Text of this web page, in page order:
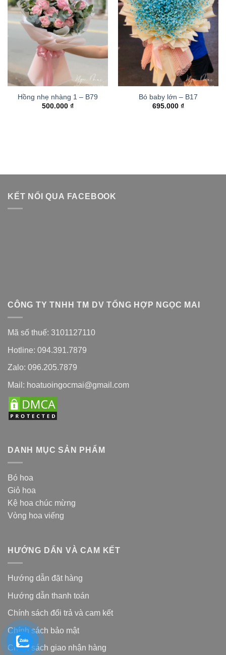
Hồng nhẹ nhàng 1 – B79
500.000 ₫
Bó baby lớn – B17
695.000 ₫
KẾT NỐI QUA FACEBOOK
CÔNG TY TNHH TM DV TỔNG HỢP NGỌC MAI
Mã số thuế: 3101127110
Hotline: 094.391.7879
Zalo: 096.205.7879
Mail: hoatuoingocmai@gmail.com
DANH MỤC SẢN PHẨM
Bó hoa
Giỏ hoa
Kệ hoa chúc mừng
Vòng hoa viếng
HƯỚNG DẨN VÀ CAM KẾT
Hướng dẫn đặt hàng
Hướng dẫn thanh toán
Chính sách đổi trả và cam kết
Chính sách bảo mật
Chính sách giao nhận hàng